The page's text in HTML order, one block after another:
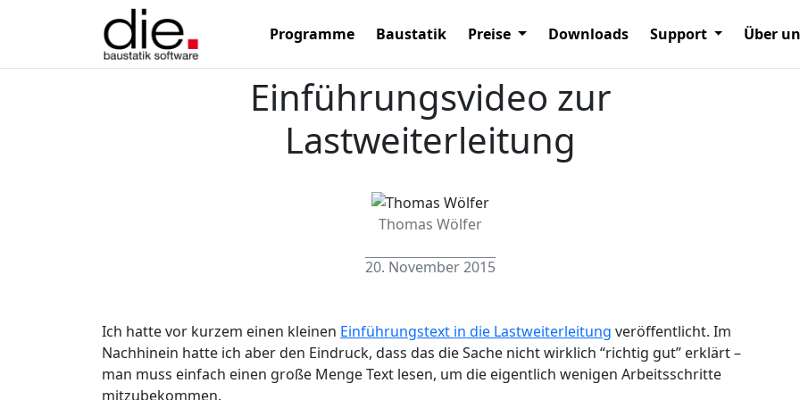
Programme Baustatik Preise Downloads Support Über
Einführungsvideo zur
Lastweiterleitung
Thomas Wölfer
20. November 2015
Ich hatte vor kurzem einen kleinen Einführungstext in die Lastweiterleitung veröffentlicht. Im
Nachhinein hatte ich aber den Eindruck, dass das die Sache nicht wirklich “richtig gut” erklärt –
man muss einfach einen große Menge Text lesen, um die eigentlich wenigen Arbeitsschritte
mitzubekommen.